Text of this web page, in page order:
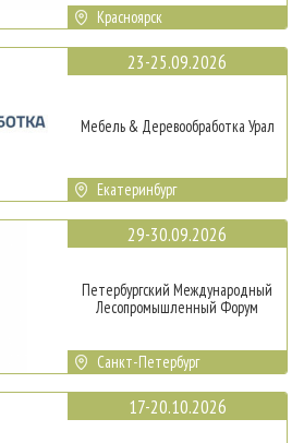
Красноярск
23-25.09.2026
Мебель & Деревообработка Урал
Екатеринбург
29-30.09.2026
Петербургский Международный
Лесопромышленный Форум
Санкт-Петербург
17-20.10.2026